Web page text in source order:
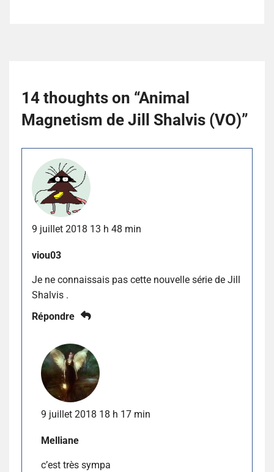
14 thoughts on “Animal
Magnetism de Jill Shalvis (VO)”
9 juillet 2018 13 h 48 min
viou03
Je ne connaissais pas cette nouvelle série de Jill
Shalvis .
Répondre
9 juillet 2018 18 h 17 min
Melliane
c’est très sympa